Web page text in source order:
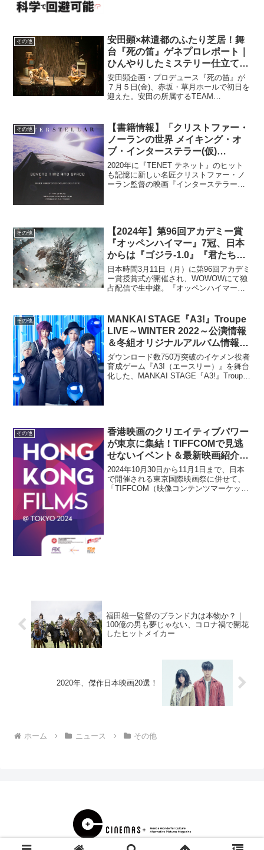
その他
安田顕×林遣都のふたり芝居！舞
台『死の笛』ゲネプロレポート｜
ひんやりしたミステリー仕立ての
物語を熱量高く演じる
安田顕企画・プロデュース『死の笛』が
７月５日(金)、赤坂・草月ホールで初日を
迎えた。安田の所属するTEAM
「5D2-FIVE DIMENSIONS II-」の一作
で...
その他
【書籍情報】「クリストファー・
ノーランの世界 メイキング・オ
ブ・インターステラー(仮)
BEYOND TIME AND SPACE 時
空を超えて」
2020年に『TENET テネット』のヒット
も記憶に新しい名匠クリストファー・ノ
ーラン監督の映画『インターステラー』
その他
【2024年】第96回アカデミー賞
『オッペンハイマー』7冠、日本
からは『ゴジラ-1.0』『君たちは
どう生きるか』 が受賞
日本時間3月11日（月）に第96回アカデミ
ー賞授賞式が開催され、WOWOWにて独
占配信で生中継。『オッペンハイマー』
ーション賞、『ゴジラ-1.0』が視覚効果賞
を受賞し...
その他
MANKAI STAGE『A3!』Troupe
LIVE～WINTER 2022～公演情報
＆冬組オリジナルアルバム情報解
禁！
ダウンロード数750万突破のイケメン役者
育成ゲーム『A3!（エースリー）』を舞台
化した、MANKAI STAGE『A3!』Troupe
その他
香港映画のクリエイティブパワー
が東京に集結！TIFFCOMで見逃
せないイベント＆最新映画紹介
【PR】
2024年10月30日から11月1日まで、日本
で開催される東京国際映画祭に併せて、
「TIFFCOM（映像コンテンツマーケッ
福田雄一監督のブランド力は本物か？｜
100億の男も夢じゃない、コロナ禍で開花
したヒットメイカー
2020年、傑作日本映画20選！
ホーム ニュース その他